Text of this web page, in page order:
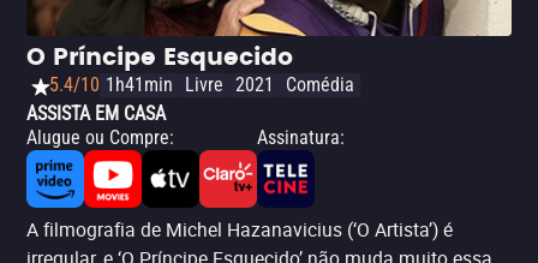
O Príncipe Esquecido
5.4/10 1h41min Livre 2021
Comédia
ASSISTA EM CASA
Alugue ou Compre: Assinatura:
A filmografia de Michel Hazanavicius (‘O Artista’) é